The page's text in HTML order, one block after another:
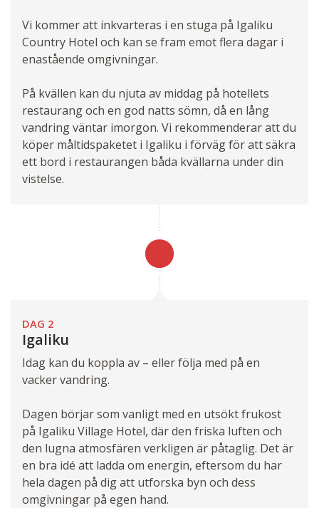
Vi kommer att inkvarteras i en stuga på Igaliku
Country Hotel och kan se fram emot flera dagar i
enastående omgivningar.
På kvällen kan du njuta av middag på hotellets
restaurang och en god natts sömn, då en lång
vandring väntar imorgon. Vi rekommenderar att du
köper måltidspaketet i Igaliku i förväg för att säkra
ett bord i restaurangen båda kvällarna under din
vistelse.
DAG 2
Igaliku
Idag kan du koppla av – eller följa med på en
vacker vandring.
Dagen börjar som vanligt med en utsökt frukost
på Igaliku Village Hotel, där den friska luften och
den lugna atmosfären verkligen är påtaglig. Det är
en bra idé att ladda om energin, eftersom du har
hela dagen på dig att utforska byn och dess
omgivningar på egen hand.